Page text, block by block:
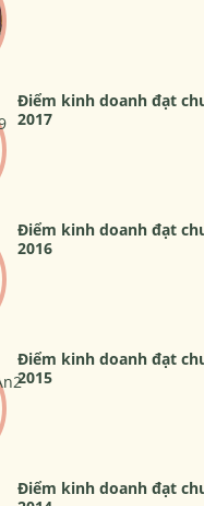
Điểm kinh doanh đạt
2017
Điểm kinh doanh đạt
2016
Điểm kinh doanh đạt
2015
Điểm kinh doanh đạt